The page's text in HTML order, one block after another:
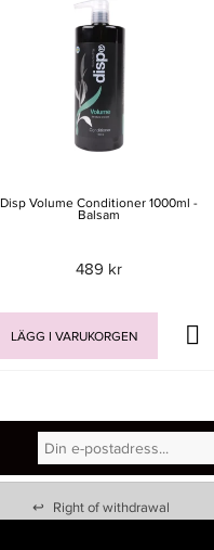
Disp Volume Conditioner 1000ml -
Balsam
489 kr
LÄGG I VARUKORGEN
↩ Right of withdrawal